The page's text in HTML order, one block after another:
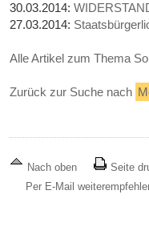
30.03.2014:
27.03.2014:
Alle Artikel zum Thema
Zurück zur Suche nach
Nach oben
Seite
Per E-Mail